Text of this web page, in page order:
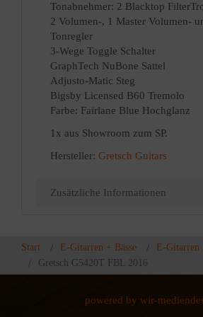
Tonabnehmer: 2 Blacktop
2 Volumen-, 1 Master Volumen-
Tonregler
3-Wege Toggle Schalter
GraphTech NuBone Sattel
Adjusto-Matic Steg
Bigsby Licensed B60 Tremolo
Farbe: Fairlane Blue Hochglanz
1x aus Showroom zum SP.
Hersteller: Gretsch Guitars
Zusätzliche Informationen
Start E-Gitarren + Bässe
E-Gitarren
Gretsch G5420T FBL 2016
powered by wir-